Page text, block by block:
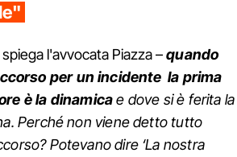
spiega l'avvocata Piazza –quando
per un incidente la prima
è la dinamicae dove si è ferita la
Perché non viene detto tutto
Potevano dire ‘La nostra